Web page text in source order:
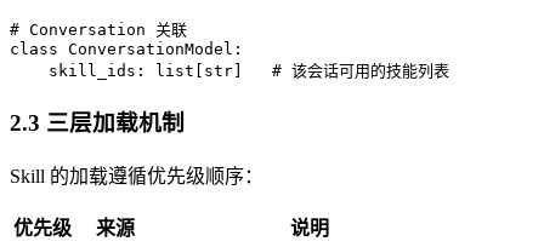
# Conversation 关联
class ConversationModel:
2.3 三层加载机制
Skill 的加载遵循优先级顺序：
优先级 来源
说明